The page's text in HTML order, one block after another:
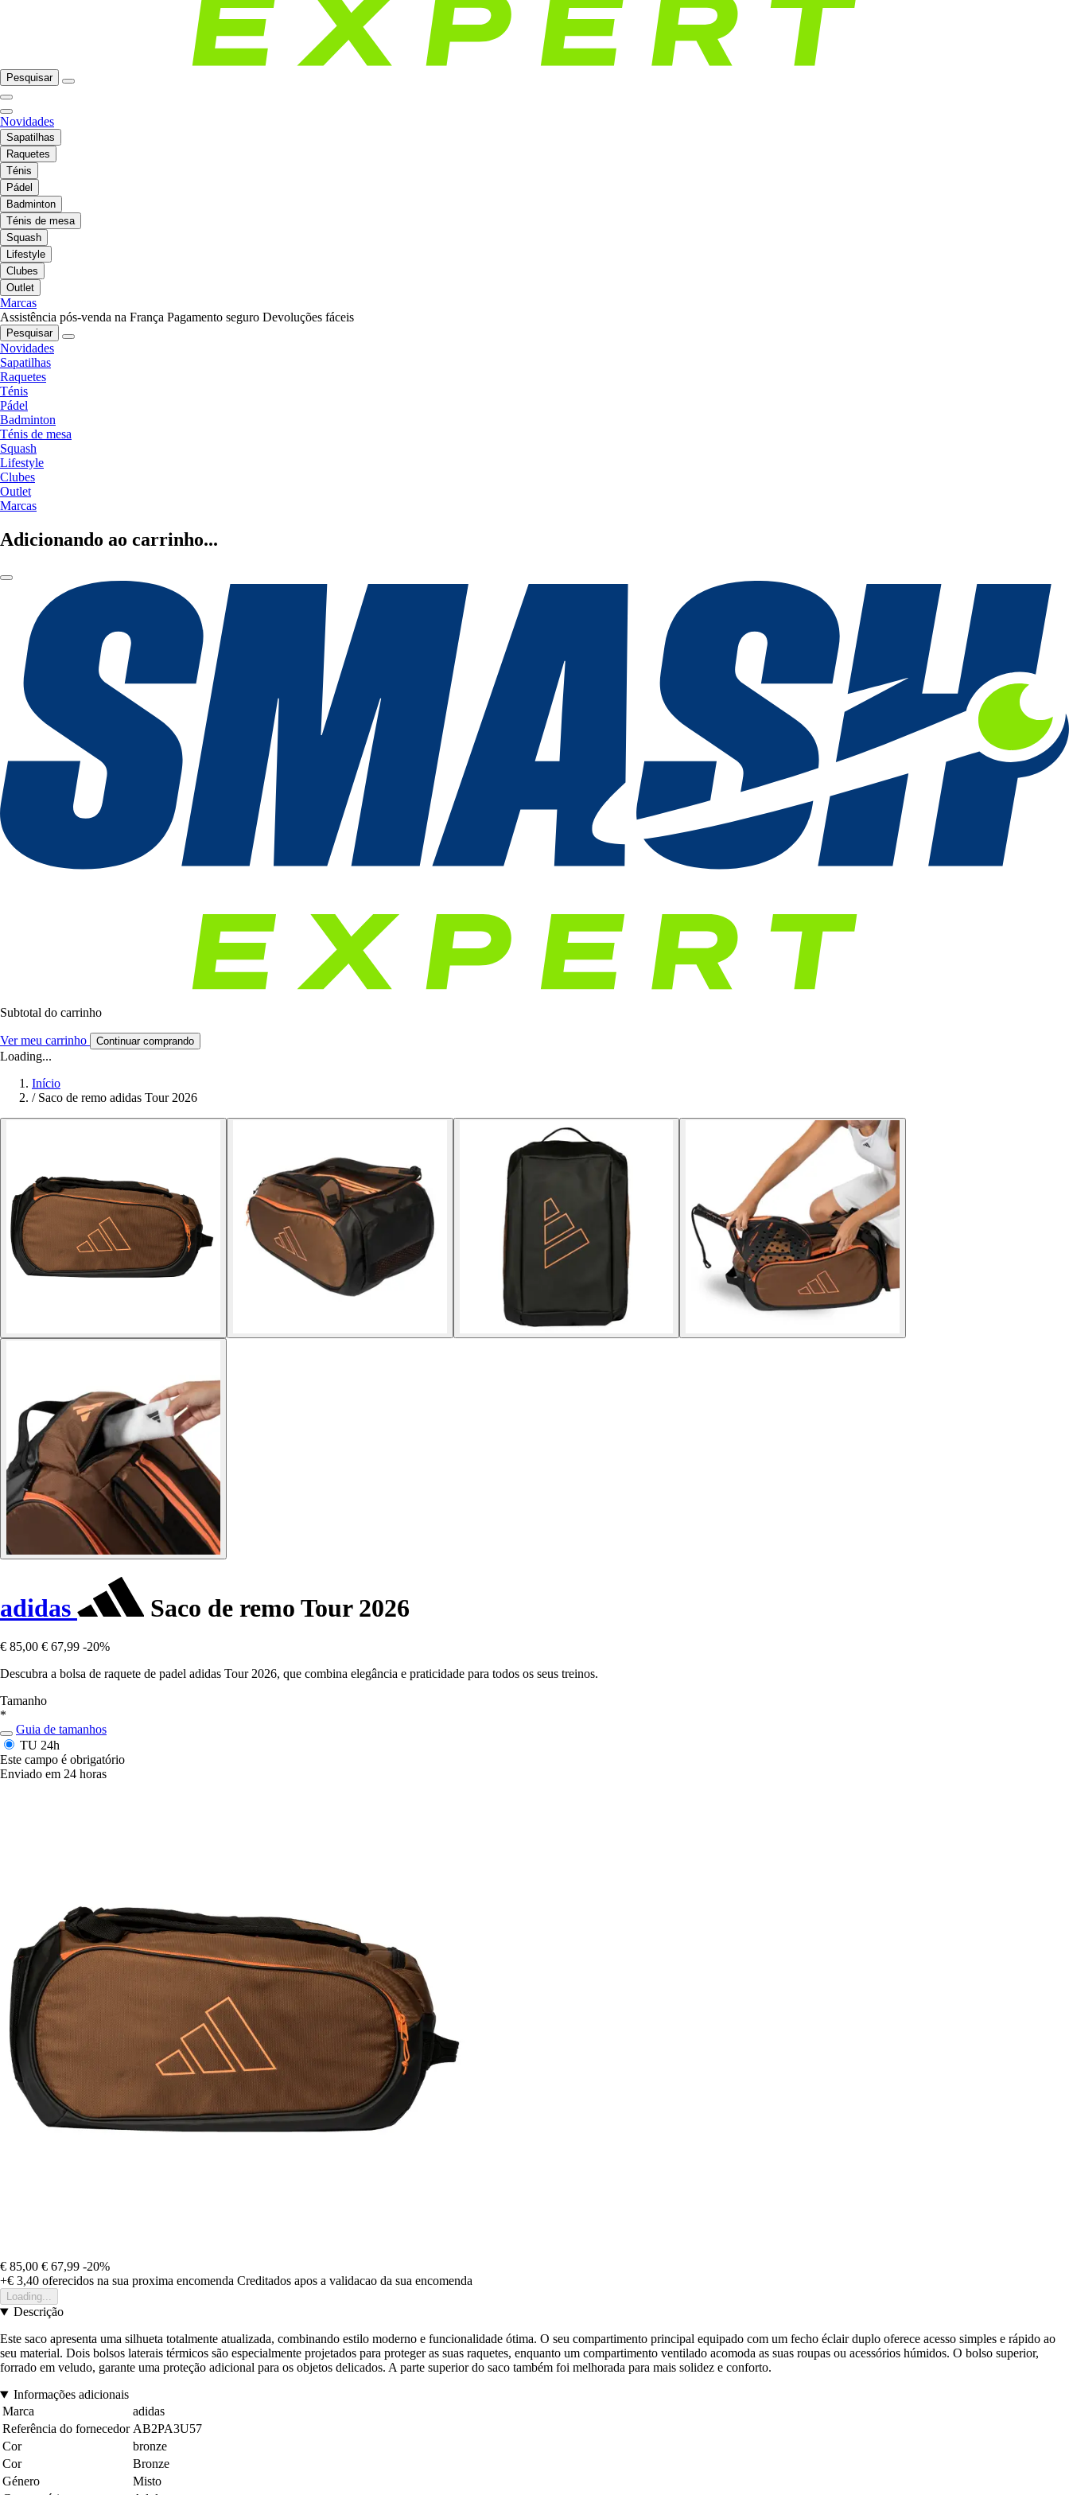
Pesquisar
Novidades
Sapatilhas
Raquetes
Ténis
Pádel
Badminton
Ténis de mesa
Squash
Lifestyle
Clubes
Outlet
Marcas
Assistência pós-venda na França Pagamento seguro Devoluções fáceis
Pesquisar
Novidades
Sapatilhas
Raquetes
Ténis
Pádel
Badminton
Ténis de mesa
Squash
Lifestyle
Clubes
Outlet
Marcas
Adicionando ao carrinho...
Subtotal do carrinho
Ver meu carrinho Continuar comprando
Loading...
Início
/ Saco de remo adidas Tour 2026
adidas Saco de remo Tour 2026
€ 85,00 € 67,99 -20%
Descubra a bolsa de raquete de padel adidas Tour 2026, que combina elegância e praticidade para todos os seus treinos.
Tamanho
*
Guia de tamanhos
TU 24h
Este campo é obrigatório
Enviado em 24 horas
€ 85,00 € 67,99 -20%
+€ 3,40 oferecidos na sua proxima encomenda Creditados apos a validacao da sua encomenda
Loading...
Descrição
Este saco apresenta uma silhueta totalmente atualizada, combinando estilo moderno e funcionalidade ótima. O seu compartimento principal equipado com um fecho éclair duplo oferece acesso simples e rápido ao
seu material. Dois bolsos laterais térmicos são especialmente projetados para proteger as suas raquetes, enquanto um compartimento ventilado acomoda as suas roupas ou acessórios húmidos. O bolso superior,
forrado em veludo, garante uma proteção adicional para os objetos delicados. A parte superior do saco também foi melhorada para mais solidez e conforto.
Informações adicionais
Marca
adidas
Referência do fornecedor AB2PA3U57
Cor
bronze
Cor
Bronze
Género
Misto